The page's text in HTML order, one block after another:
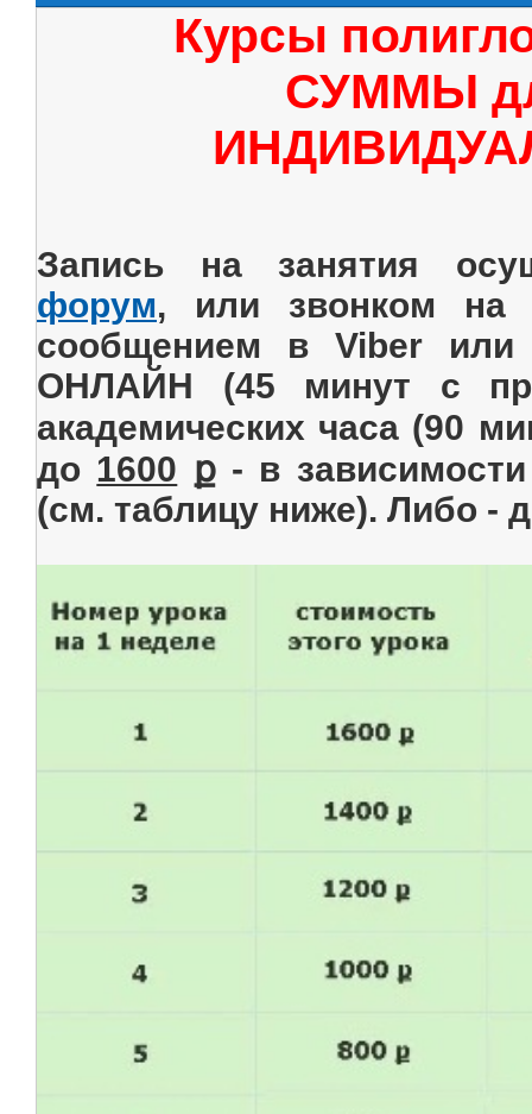
Курсы
СУММЫ
Запись на занятия
форум, или звонком на
сообщением в Viber или
ОНЛАЙН (45 минут с
академических часа (90
до 1600 ք - в
(см. таблицу ниже). Либо -